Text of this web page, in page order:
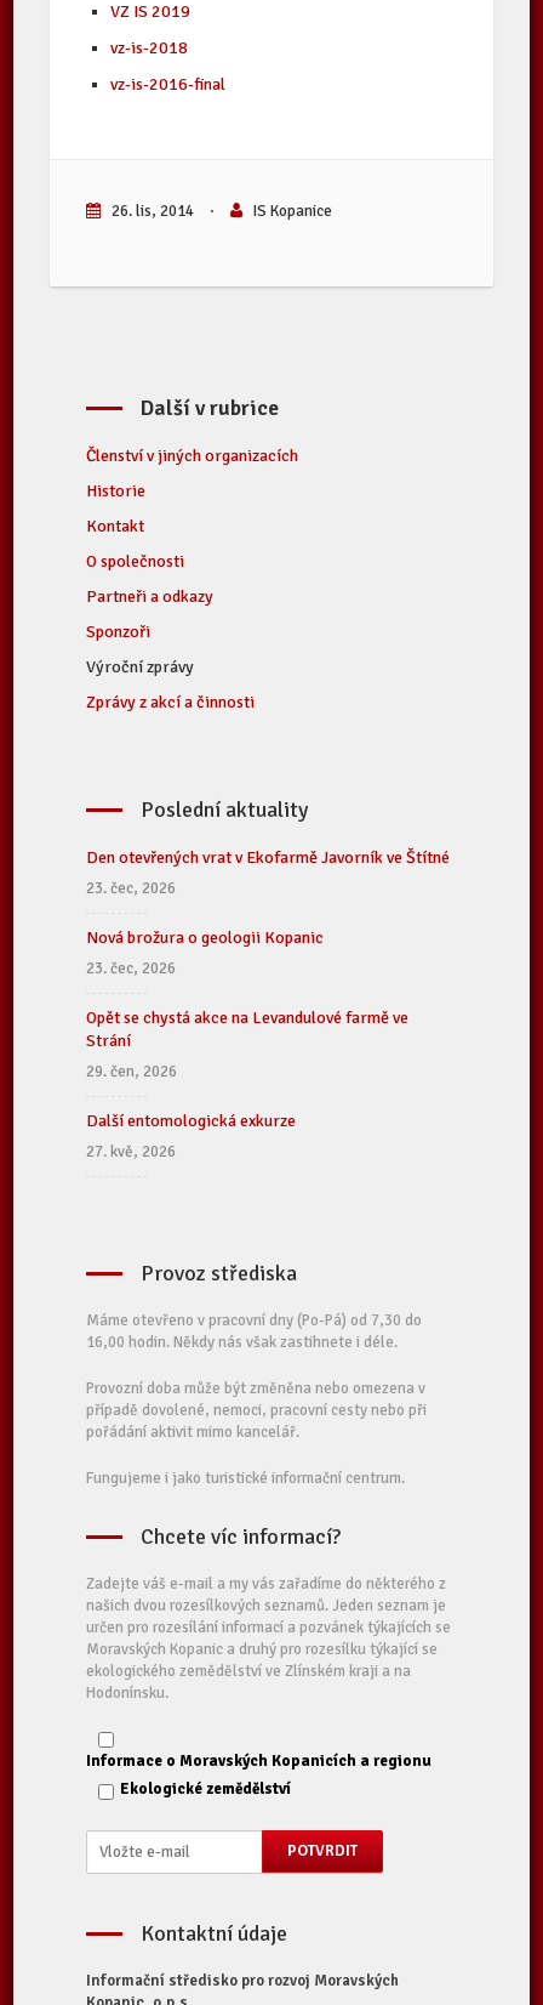
VZ IS 2019
vz-is-2018
vz-is-2016-final
26. lis, 2014 · IS Kopanice
Další v rubrice
Členství v jiných organizacích
Historie
Kontakt
O společnosti
Partneři a odkazy
Sponzoři
Výroční zprávy
Zprávy z akcí a činnosti
Poslední aktuality
Den otevřených vrat v Ekofarmě Javorník ve Štítné
23. čec, 2026
Nová brožura o geologii Kopanic
23. čec, 2026
Opět se chystá akce na Levandulové farmě ve
Strání
29. čen, 2026
Další entomologická exkurze
27. kvě, 2026
Provoz střediska
Máme otevřeno v pracovní dny (Po-Pá) od 7,30 do
16,00 hodin. Někdy nás však zastihnete i déle.
Provozní doba může být změněna nebo omezena v
případě dovolené, nemoci, pracovní cesty nebo při
pořádání aktivit mimo kancelář.
Fungujeme i jako turistické informační centrum.
Chcete víc informací?
Zadejte váš e-mail a my vás zařadíme do některého z
našich dvou rozesílkových seznamů. Jeden seznam je
určen pro rozesílání informací a pozvánek týkajících se
Moravských Kopanic a druhý pro rozesílku týkající se
ekologického zemědělství ve Zlínském kraji a na
Hodonínsku.
Informace o Moravských Kopanicích a regionu
Ekologické zemědělství
Kontaktní údaje
Informační středisko pro rozvoj Moravských